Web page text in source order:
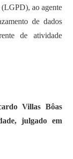
(LGPD), ao agente
de dados
de atividade
Villas Bôas
julgado em